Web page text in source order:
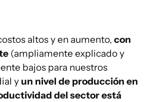
altos y en aumento, con
(ampliamente explicado y
bajos para nuestros
y un nivel de producción en
del sector está